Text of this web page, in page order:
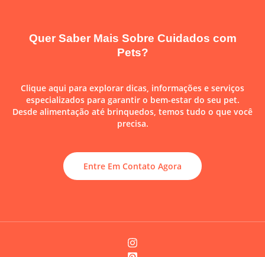
Quer Saber Mais Sobre Cuidados com
Pets?
Clique aqui para explorar dicas, informações e serviços
especializados para garantir o bem-estar do seu pet.
Desde alimentação até brinquedos, temos tudo o que você
precisa.
Entre Em Contato Agora